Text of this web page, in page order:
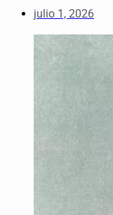
julio 1, 2026